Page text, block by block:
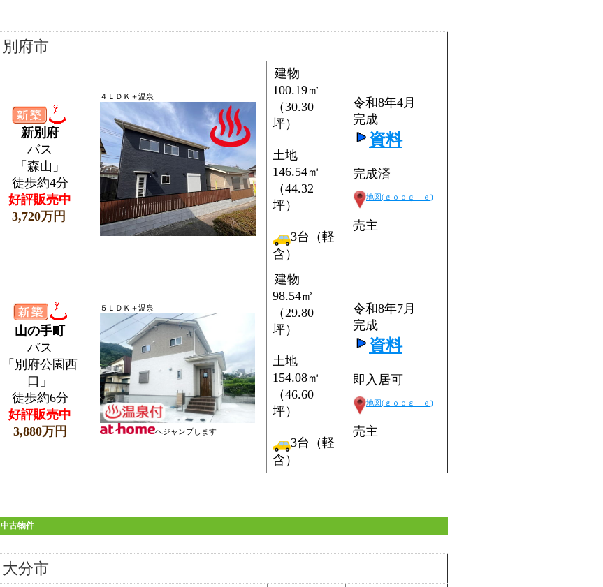
別府市
新別府
バス
「森山」
徒歩約4分
好評販売中
3,720万円
４ＬＤＫ＋温泉
建物
100.19㎡
（30.30
坪）
土地
146.54㎡
（44.32
坪）
3台（軽
含）
令和8年4月
完成
資料
完成済
地図(ｇｏｏｇｌｅ)
売主
山の手町
バス
「別府公園西
口」
徒歩約6分
好評販売中
3,880万円
５ＬＤＫ＋温泉
へジャンプします
建物
98.54㎡
（29.80
坪）
土地
154.08㎡
（46.60
坪）
3台（軽
含）
令和8年7月
完成
資料
即入居可
地図(ｇｏｏｇｌｅ)
売主
中古物件
大分市